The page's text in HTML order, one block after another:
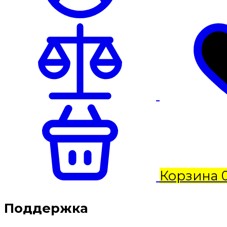
Корзина
Поддержка